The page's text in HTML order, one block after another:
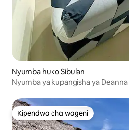
Nyumba huko Sibulan
Nyumba ya kupangisha ya Deanna
Kipendwa cha wageni
Kipendwa cha wageni